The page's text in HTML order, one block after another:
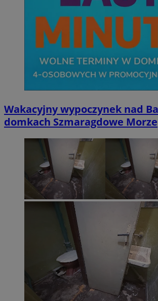
Wakacyjny wypoczynek nad
domkach Szmaragdowe Morze